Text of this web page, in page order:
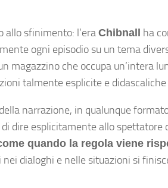
allo sfinimento: l’era Chibnall
ha
ogni episodio su un tema
magazzino che occupa un’intera
talmente esplicite e
narrazione, in qualunque
dire esplicitamente allo
quando la regola viene
dialoghi e nelle situazioni si